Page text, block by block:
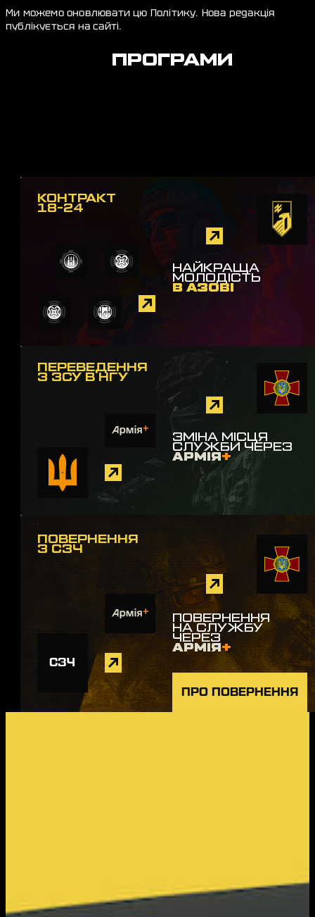
Ми можемо оновлювати цю Політику. Нова редакція
публікується на сайті.
ПРОГРАМИ
КОНТРАКТ
18-24
НАЙКРАЩА
МОЛОДІСТЬ
В АЗОВІ
ПЕРЕВЕДЕННЯ
З ЗСУ В НГУ
ЗМІНА МІСЦЯ
СЛУЖБИ ЧЕРЕЗ
АРМІЯ +
ПОВЕРНЕННЯ
З СЗЧ
ПОВЕРНЕННЯ
НА СЛУЖБУ
ЧЕРЕЗ
АРМІЯ+
СЗЧ
ПРО ПОВЕРНЕННЯ